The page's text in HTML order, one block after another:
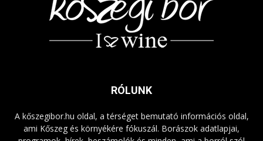
RÓLUNK
A kőszegibor.hu oldal, a térséget bemutató információs oldal,
ami Kőszeg és környékére fókuszál. Borászok adatlapjai,